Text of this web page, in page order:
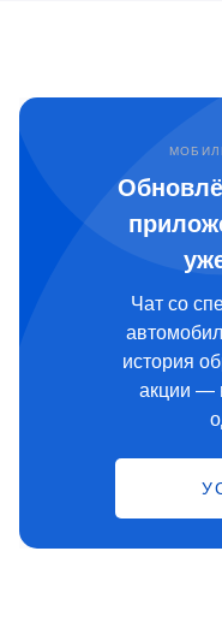
Чат со
история
акции —